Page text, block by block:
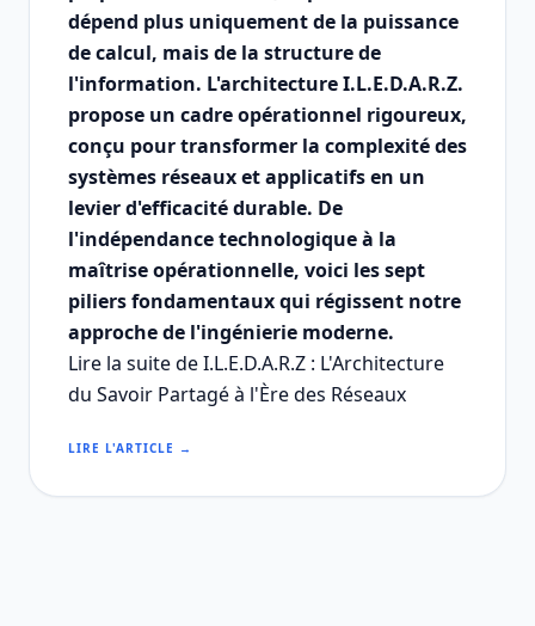
dépend plus uniquement de la puissance
de calcul, mais de la structure de
l'information. L'architecture I.L.E.D.A.R.Z.
propose un cadre opérationnel rigoureux,
conçu pour transformer la complexité des
systèmes réseaux et applicatifs en un
levier d'efficacité durable. De
l'indépendance technologique à la
maîtrise opérationnelle, voici les sept
piliers fondamentaux qui régissent notre
approche de l'ingénierie moderne.
Lire la suite de I.L.E.D.A.R.Z : L'Architecture
du Savoir Partagé à l'Ère des Réseaux
LIRE L'ARTICLE →